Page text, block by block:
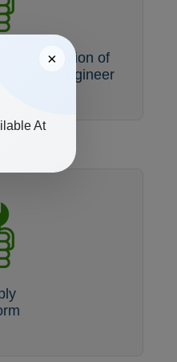
×
At
Examination of
Safety Engineer